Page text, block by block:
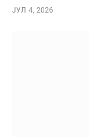
ЈУЛ 4, 2026